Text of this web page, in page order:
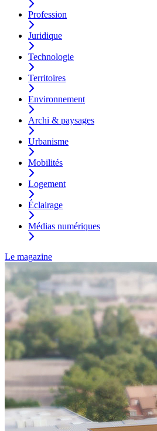
Profession
Juridique
Technologie
Territoires
Environnement
Archi & paysages
Urbanisme
Mobilités
Logement
Éclairage
Médias numériques
Le magazine